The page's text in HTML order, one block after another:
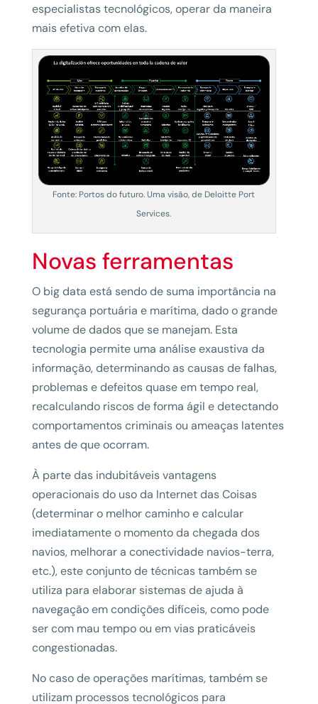
especialistas tecnológicos, operar da maneira
mais efetiva com elas.
Fonte: Portos do futuro. Uma visão, de Deloitte Port
Services.
Novas ferramentas
O big data está sendo de suma importância na
segurança portuária e marítima, dado o grande
volume de dados que se manejam. Esta
tecnologia permite uma análise exaustiva da
informação, determinando as causas de falhas,
problemas e defeitos quase em tempo real,
recalculando riscos de forma ágil e detectando
comportamentos criminais ou ameaças latentes
antes de que ocorram.
À parte das indubitáveis vantagens
operacionais do uso da Internet das Coisas
(determinar o melhor caminho e calcular
imediatamente o momento da chegada dos
navios, melhorar a conectividade navios-terra,
etc.), este conjunto de técnicas também se
utiliza para elaborar sistemas de ajuda à
navegação em condições difíceis, como pode
ser com mau tempo ou em vias praticáveis
congestionadas.
No caso de operações marítimas, também se
utilizam processos tecnológicos para